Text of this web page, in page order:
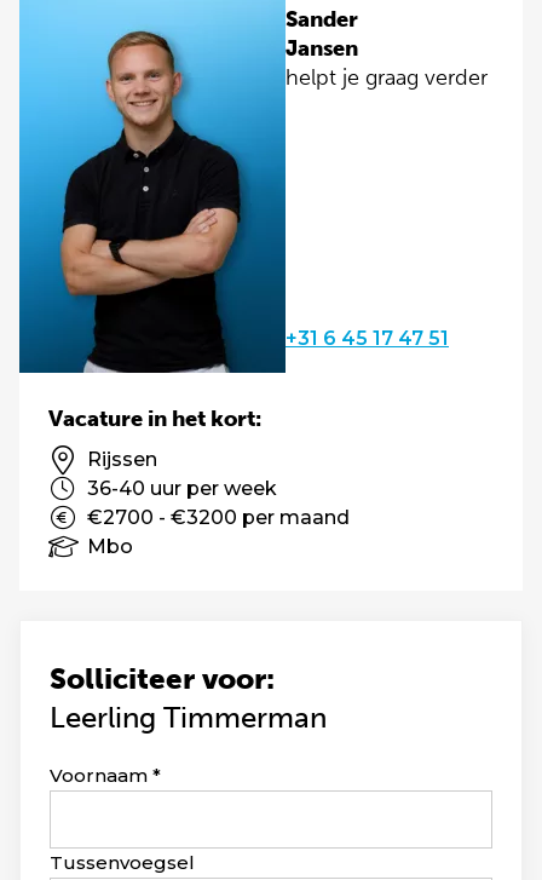
Sander
Jansen
helpt je graag verder
+31 6 45 17 47 51
Solliciteer voor:
Leerling Timmerman
Leave
blank
Voornaam
Tussenvoegsel
Vacature in het kort:
Rijssen
36-40 uur per week
€2700 - €3200 per maand
Mbo